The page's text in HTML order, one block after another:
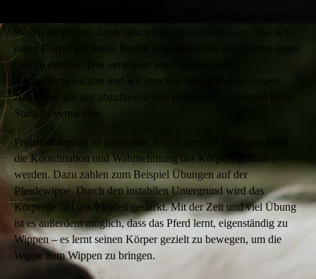
Boden zu stürzen, dann nehmen die Rezeptoren war, dass sich
unser Körper Richtung Boden bewegt und sie informieren unser
Gehirn darüber. Das veranlasst anschließend eine
Anpassungsreaktion und wir strecken beispielsweise unsere
Arme aus, um uns abzufangen und größere Verletzungen beim
Sturz zu vermeiden.
Propriorezeption ist trainierbar. Durch gezielte Übungen kann
die Koordination und Wahrnehmung des Körpers gefördert
werden. Dazu zählen zum Beispiel Übungen auf der
Pferdewippe. Durch den instabilen Untergrund wird das
Körpergefühl des Pferdes gestärkt. Mit der Zeit und viel Übung
ist es außerdem möglich, dass das Pferd lernt, eigenständig zu
Wippen – es lernt seinen Körper gezielt zu bewegen, um die
Wippe zum Wippen zu bringen.